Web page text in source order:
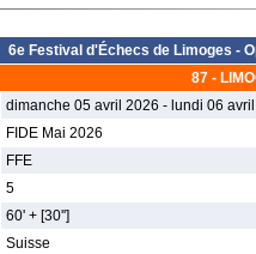
6e Festival d'Échecs de Limoges -
87 -
dimanche 05 avril 2026 - lundi 06
FIDE Mai 2026
FFE
5
60' + [30'']
Suisse